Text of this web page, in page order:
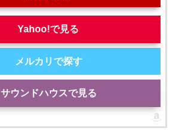
Yahoo!で見る
メルカリで探す
サウンドハウスで見る